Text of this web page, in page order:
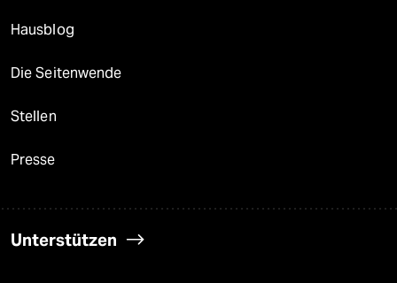
Hausblog
Die Seitenwende
Stellen
Presse
Unterstützen